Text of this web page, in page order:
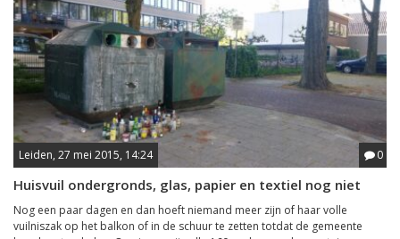
Leiden, 27 mei 2015, 14:24 0
Huisvuil ondergronds, glas, papier en textiel nog niet
Nog een paar dagen en dan hoeft niemand meer zijn of haar volle
vuilniszak op het balkon of in de schuur te zetten totdat de gemeente